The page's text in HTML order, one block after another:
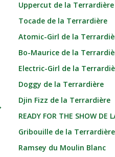
Uppercut de la Terrardière
Tocade de la Terrardière
Atomic-Girl de la
Bo-Maurice de la
Electric-Girl de la
Doggy de la Terrardière
Djin Fizz de la Terrardière
READY FOR THE SHOW DE
Gribouille de la Terrardière
Ramsey du Moulin Blanc